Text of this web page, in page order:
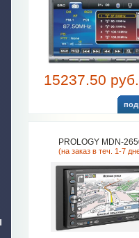
15237.50 руб.
PROLOGY MDN-
(на заказ в теч. 1-7